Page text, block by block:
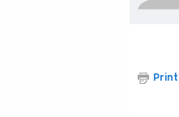
Print